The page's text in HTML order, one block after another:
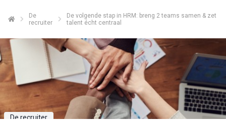
De
recruiter
De volgende stap in HRM: breng 2 teams samen & zet
talent écht centraal
De recruiter